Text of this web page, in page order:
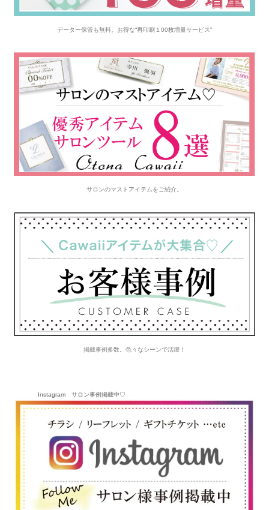
データー保管も無料。お得な“再印刷１00枚増量サービス”
サロンのマストアイテムをご紹介。
掲載事例多数。色々なシーンで活躍！
Instagram サロン事例掲載中♡